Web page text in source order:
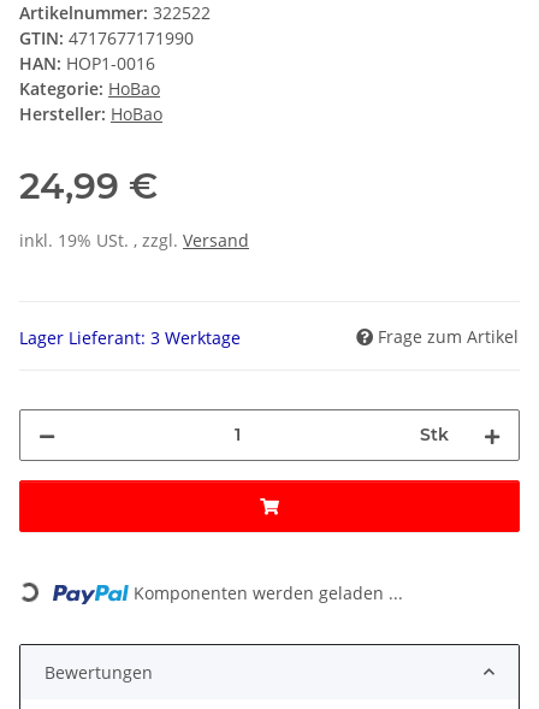
Artikelnummer: 322522
GTIN: 4717677171990
HAN: HOP1-0016
Kategorie: HoBao
Hersteller: HoBao
24,99 €
inkl. 19% USt. , zzgl. Versand
Lager Lieferant: 3 Werktage Frage zum Artikel
Stk
Loading... Komponenten werden geladen ...
Bewertungen